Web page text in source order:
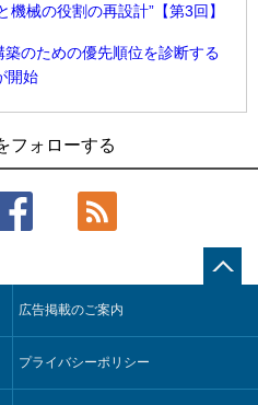
機械の役割の再設計”【第3回】
のための優先順位を診断する
開始
開始
画策定に向けたAIシステムを本格
】チップ自社製造で鍵を握る台
械の役割の再設計”【第3回】
リート充填時の異常を検出する
ェントを求めているのか【第25
横断で活用するためのナレッジ
フォローする
広告掲載のご案内
プライバシーポリシー